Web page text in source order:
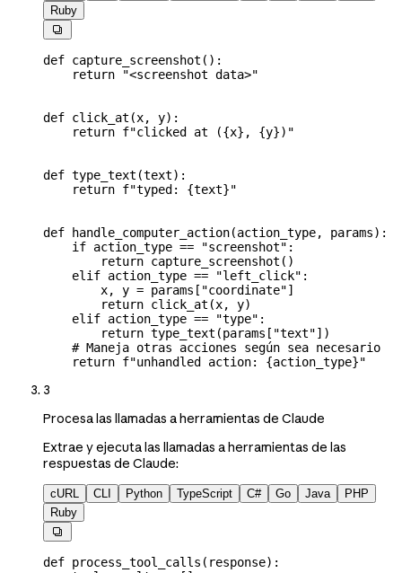
Ruby

def capture_screenshot ():
    return
"<screenshot data>"
def click_at (x, y):
    return
f"clicked at ({x} , {y})"
def type_text (text):
    return
f"typed: {text}"
def handle_computer_action(action_type, params):
    if
action_type == "screenshot" :
        return
capture_screenshot()
    elif
action_type == "left_click" :
        x, y
= params[ "coordinate"]
        return
click_at(x, y)
    elif
action_type == "type" :
        return
type_text(params[ "text"])
    # Maneja otras acciones según sea necesario
    return
f"unhandled action: {action_type}"
3
Procesa las llamadas a herramientas de Claude
Extrae y ejecuta las llamadas a herramientas de las
respuestas de Claude:
cURL CLI Python TypeScript C# Go Java
PHP
Ruby

def process_tool_calls ( response):